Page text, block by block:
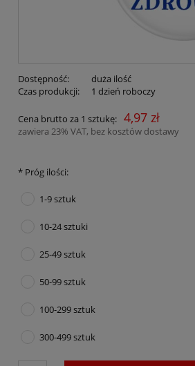
Dostępność:
duża ilość
Czas produkcji:
1 dzień roboczy
Cena brutto za 1 sztukę: 4,97 zł
zawiera 23% VAT, bez kosztów dostawy
* Próg ilości:
1-9 sztuk
10-24 sztuki
25-49 sztuk
50-99 sztuk
100-299 sztuk
300-499 sztuk